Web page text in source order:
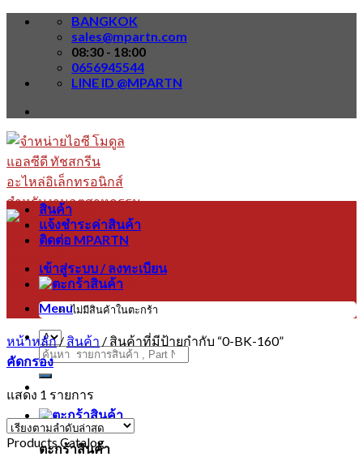
Skip
BANGKOK
sales@mpartn.com
08:30 - 18:00
0656945544
LINE ID @MPARTN
Menu
ค้นหา:
ตะกร้าสินค้า
สินค้า
แจ้งชำระค่าสินค้า
ติดต่อ MPARTN
เข้าสู่ระบบ / ลงทะเบียน
ไม่มีสินค้าในตะกร้า
หน้าหลัก / สินค้า / สินค้าที่มีป้ายกำกับ “0-BK-160”
คัดกรอง
แสดง 1 รายการ
Products Catalog